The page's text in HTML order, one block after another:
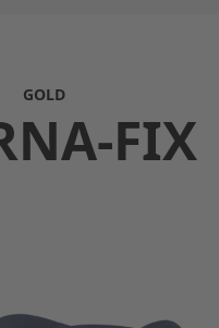
GOLD
FIX